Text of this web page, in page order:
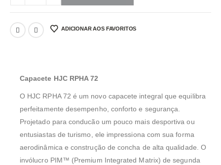
ADICIONAR AOS FAVORITOS
Capacete HJC RPHA 72
O HJC RPHA 72 é um novo capacete integral que equilibra
perfeitamente desempenho, conforto e segurança.
Projetado para conducão um pouco mais desportiva ou
entusiastas de turismo, ele impressiona com sua forma
aerodinâmica e construção de concha de alta qualidade. O
invólucro PIM™ (Premium Integrated Matrix) de segunda